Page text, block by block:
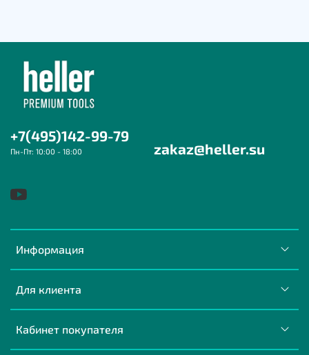
Информация
Для клиента
Кабинет покупателя
+7(495)142-99-79
Пн-Пт: 10:00 - 18:00 zakaz@heller.su